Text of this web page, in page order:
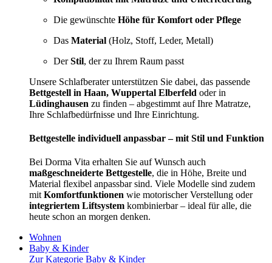
Die gewünschte Höhe für Komfort oder Pflege
Das Material (Holz, Stoff, Leder, Metall)
DerStil, der zu Ihrem Raum passt
Unsere Schlafberater unterstützen Sie dabei, das passende
Bettgestell in Haan, Wuppertal Elberfeld oder in
Lüdinghausen zu finden – abgestimmt auf Ihre Matratze,
Ihre Schlafbedürfnisse und Ihre Einrichtung.
Bettgestelle individuell anpassbar – mit Stil und Funktion
Bei Dorma Vita erhalten Sie auf Wunsch auch
maßgeschneiderte Bettgestelle, die in Höhe, Breite und
Material flexibel anpassbar sind. Viele Modelle sind zudem
mit Komfortfunktionen wie motorischer Verstellung oder
integriertem Liftsystem kombinierbar – ideal für alle, die
heute schon an morgen denken.
Wohnen
Baby & Kinder
Zur Kategorie Baby & Kinder